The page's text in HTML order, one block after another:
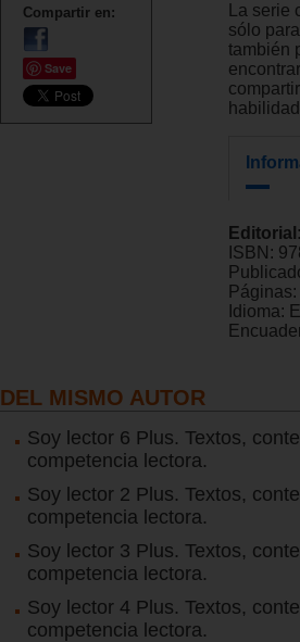
Compartir en:
Save
La serie
sólo
también
Editorial:
ISBN:
Páginas:
Idioma:
DEL MISMO AUTOR
Soy lector 6 Plus. Textos,
competencia lectora.
Soy lector 2 Plus. Textos,
competencia lectora.
Soy lector 3 Plus. Textos,
competencia lectora.
Soy lector 4 Plus. Textos,
competencia lectora.